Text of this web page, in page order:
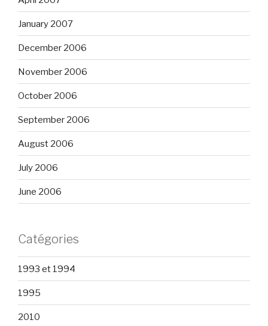
January 2007
December 2006
November 2006
October 2006
September 2006
August 2006
July 2006
June 2006
Catégories
1993 et 1994
1995
2010